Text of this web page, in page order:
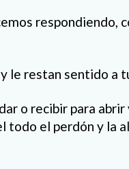
respondiendo,
le restan sentido a
o recibir para
todo el perdón y la